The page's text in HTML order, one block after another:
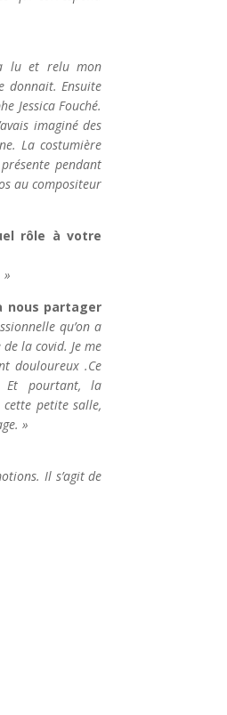
lu et relu mon
donnait. Ensuite
Jessica Fouché.
imaginé des
La costumière
pendant
au compositeur
rôle à votre
»
nous partager
qu’on a
la covid. Je me
douloureux .Ce
Et pourtant, la
petite salle,
»
Il s’agit de